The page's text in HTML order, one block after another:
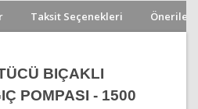
Taksit Seçenekleri
BIÇAKLI
POMPASI - 1500